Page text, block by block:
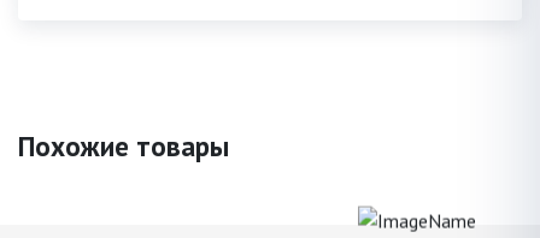
Похожие товары